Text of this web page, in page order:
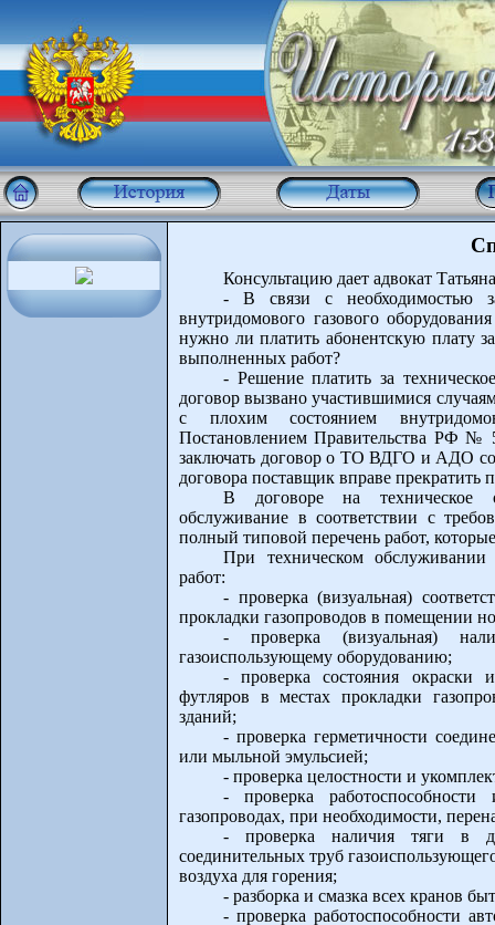
Консультацию дает адвокат
- В связи с необходимостью
внутридомового газового
нужно ли платить абонентскую плату
выполненных работ?
- Решение платить за
договор вызвано участившимися
с плохим состоянием
Постановлением Правительства РФ №
заключать договор о ТО ВДГО и АДО со
договора поставщик вправе прекратить
В договоре на техническое
обслуживание в соответствии с
полный типовой перечень работ,
При техническом
работ:
- проверка (визуальная)
прокладки газопроводов в помещении
- проверка (визуальная)
газоиспользующему оборудованию;
- проверка состояния окраски
футляров в местах прокладки
зданий;
- проверка герметичности
или мыльной эмульсией;
- проверка целостности и
- проверка
газопроводах, при необходимости,
- проверка наличия тяги в
соединительных труб
воздуха для горения;
- разборка и смазка всех кранов
- проверка работоспособности